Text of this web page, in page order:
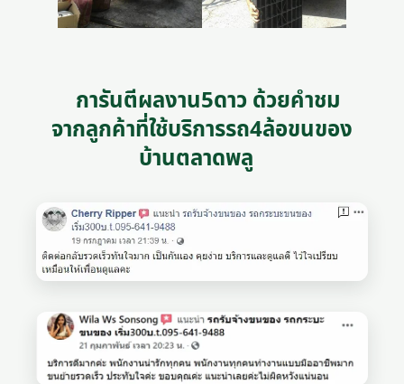
การันตีผลงาน5ดาว ด้วยคำชม
จากลูกค้าที่ใช้บริการรถ4ล้อขนของ
บ้านตลาดพลู